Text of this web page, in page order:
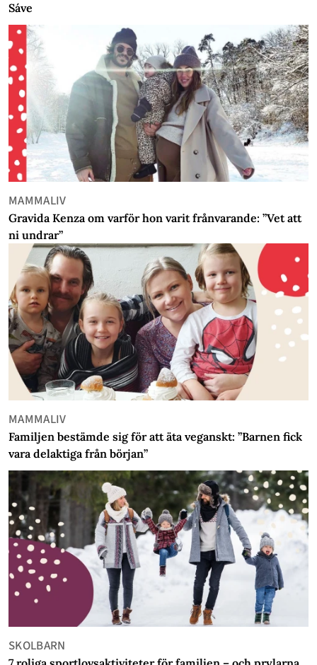
Sáve
MAMMALIV
Gravida Kenza om varför hon varit frånvarande: ”Vet att
ni undrar”
MAMMALIV
Familjen bestämde sig för att äta veganskt: ”Barnen fick
vara delaktiga från början”
SKOLBARN